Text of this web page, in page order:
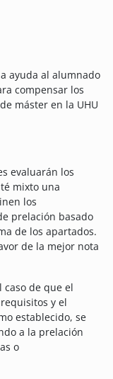
ayuda al alumnado
compensar los
máster en la UHU
evaluarán los
mixto una
los
prelación basado
de los apartados.
de la mejor nota
de que el
y el
establecido, se
a la prelación
o